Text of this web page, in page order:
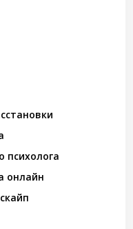
психолога
онлайн